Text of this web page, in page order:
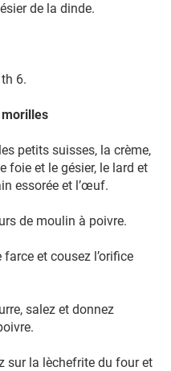
de la dinde.
6.
petits suisses, la crème,
foie et le gésier, le lard et
essorée et l’œuf.
de moulin à poivre.
et cousez l’orifice
salez et donnez
sur la lèchefrite du four et